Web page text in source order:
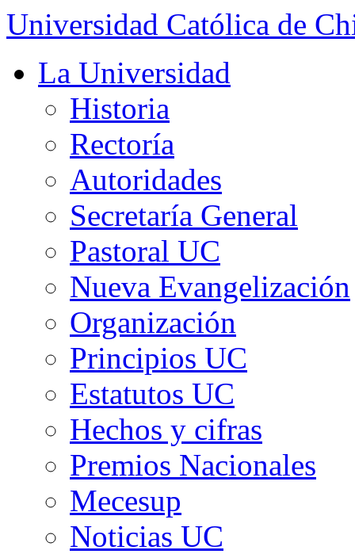
Universidad Católica de
La Universidad
Historia
Rectoría
Autoridades
Secretaría General
Pastoral UC
Nueva Evangelización
Organización
Principios UC
Estatutos UC
Hechos y cifras
Premios Nacionales
Mecesup
Noticias UC